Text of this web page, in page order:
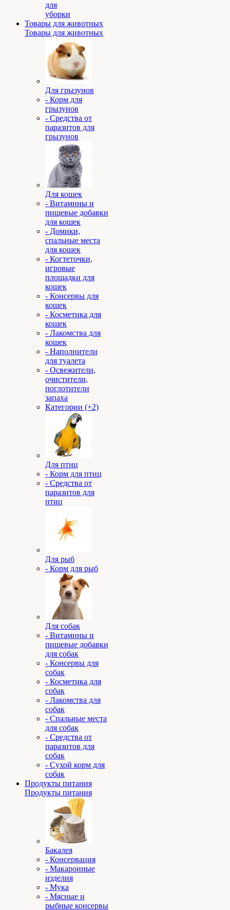
для
уборки
Товары для животных
Товары для животных
Для грызунов
- Корм для
грызунов
- Средства от
паразитов для
грызунов
Для кошек
- Витамины и
пищевые добавки
для кошек
- Домики,
спальные места
для кошек
- Когтеточки,
игровые
площадки для
кошек
- Консервы для
кошек
- Косметика для
кошек
- Лакомства для
кошек
- Наполнители
для туалета
- Освежители,
очистители,
поглотители
запаха
Категории (+2)
Для птиц
- Корм для птиц
- Средства от
паразитов для
птиц
Для рыб
- Корм для рыб
Для собак
- Витамины и
пищевые добавки
для собак
- Консервы для
собак
- Косметика для
собак
- Лакомства для
собак
- Спальные места
для собак
- Средства от
паразитов для
собак
- Сухой корм для
собак
Продукты питания
Продукты питания
Бакалея
- Консервация
- Макаронные
изделия
- Мука
- Мясные и
рыбные консервы